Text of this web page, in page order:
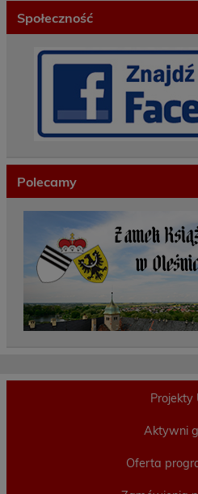
Społeczność
Polecamy
Projekty
Aktywni
Oferta